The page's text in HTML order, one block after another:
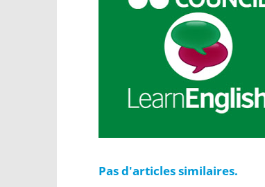
Pas d'articles similaires.